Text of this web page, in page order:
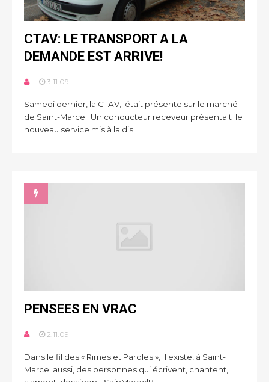
CTAV: LE TRANSPORT A LA
DEMANDE EST ARRIVE!
3.11.09
Samedi dernier, la CTAV, était présente sur le marché
de Saint-Marcel. Un conducteur receveur présentait le
nouveau service mis à la dis...
PENSEES EN VRAC
2.11.09
Dans le fil des « Rimes et Paroles », Il existe, à Saint-
Marcel aussi, des personnes qui écrivent, chantent,